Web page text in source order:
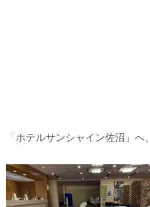
「ホテルサンシャイン佐沼」へ、